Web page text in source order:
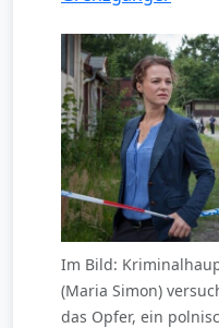
Im Bild:
(Maria Simon)
das Opfer, ein